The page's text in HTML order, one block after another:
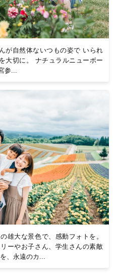
が自然体ないつもの姿で いられ
大切に。 ナチュラルニューボー
参...
雄大な景色で、感動フォトを。
ーやお子さん、学生さんの素敵
、永遠のカ...